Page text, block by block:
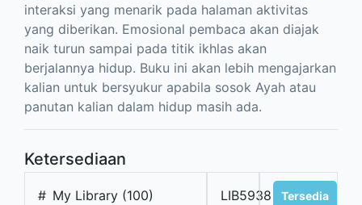
interaksi yang menarik pada halaman aktivitas
yang diberikan. Emosional pembaca akan diajak
naik turun sampai pada titik ikhlas akan
berjalannya hidup. Buku ini akan lebih mengajarkan
kalian untuk bersyukur apabila sosok Ayah atau
panutan kalian dalam hidup masih ada.
Ketersediaan
# My Library (100) LIB5938 Tersedia